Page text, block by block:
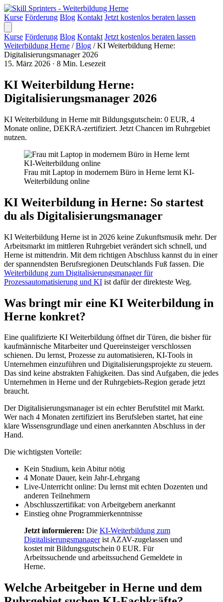
Kurse Förderung Blog Kontakt Jetzt kostenlos beraten lassen
Kurse Förderung Blog Kontakt Jetzt kostenlos beraten lassen
Weiterbildung Herne / Blog / KI Weiterbildung Herne:
Digitalisierungsmanager 2026
15. März 2026 · 8 Min. Lesezeit
KI Weiterbildung Herne:
Digitalisierungsmanager 2026
KI Weiterbildung in Herne mit Bildungsgutschein: 0 EUR, 4
Monate online, DEKRA-zertifiziert. Jetzt Chancen im Ruhrgebiet
nutzen.
Frau mit Laptop in modernem Büro in Herne lernt KI-
Weiterbildung online
KI Weiterbildung in Herne: So startest
du als Digitalisierungsmanager
KI Weiterbildung Herne ist in 2026 keine Zukunftsmusik mehr. Der
Arbeitsmarkt im mittleren Ruhrgebiet verändert sich schnell, und
Herne ist mittendrin. Mit dem richtigen Abschluss kannst du in einer
der spannendsten Berufsregionen Deutschlands Fuß fassen. Die
Weiterbildung zum Digitalisierungsmanager für
Prozessautomatisierung und KI ist dafür der direkteste Weg.
Was bringt mir eine KI Weiterbildung in
Herne konkret?
Eine qualifizierte KI Weiterbildung öffnet dir Türen, die bisher für
kaufmännische Mitarbeiter und Quereinsteiger verschlossen
schienen. Du lernst, Prozesse zu automatisieren, KI-Tools in
Unternehmen einzuführen und Digitalisierungsprojekte zu steuern.
Das sind keine abstrakten Fahigkeiten. Das sind Aufgaben, die jedes
Unternehmen in Herne und der Ruhrgebiets-Region gerade jetzt
braucht.
Der Digitalisierungsmanager ist ein echter Berufstitel mit Markt.
Wer nach 4 Monaten zertifiziert ins Berufsleben startet, hat eine
klare Wissensgrundlage und einen anerkannten Abschluss in der
Hand.
Die wichtigsten Vorteile:
Kein Studium, kein Abitur nötig
4 Monate Dauer, kein Jahr-Lehrgang
Live-Unterricht online: Du lernst mit echten Dozenten und
anderen Teilnehmern
Abschlusszertifikat: von Arbeitgebern anerkannt
Einstieg ohne Programmierkenntnisse
Jetzt informieren: Die KI-Weiterbildung zum
Digitalisierungsmanagerist AZAV-zugelassen und
kostet mit Bildungsgutschein 0 EUR. Für
Arbeitssuchende und arbeitssuchend Gemeldete in
Herne.
Welche Arbeitgeber in Herne und dem